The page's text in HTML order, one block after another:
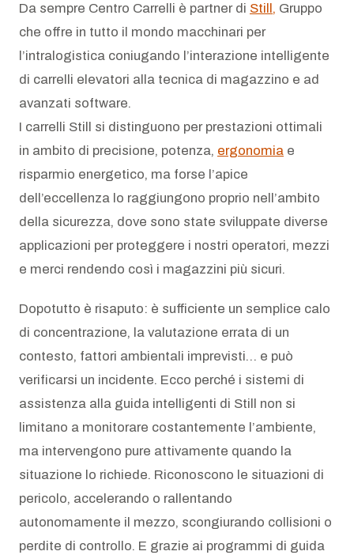
Da sempre Centro Carrelli è partner di Still, Gruppo
che offre in tutto il mondo macchinari per
l’intralogistica coniugando l’interazione intelligente
di carrelli elevatori alla tecnica di magazzino e ad
avanzati software.
I carrelli Still si distinguono per prestazioni ottimali
in ambito di precisione, potenza, ergonomia e
risparmio energetico, ma forse l’apice
dell’eccellenza lo raggiungono proprio nell’ambito
della sicurezza, dove sono state sviluppate diverse
applicazioni per proteggere i nostri operatori, mezzi
e merci rendendo così i magazzini più sicuri.
Dopotutto è risaputo: è sufficiente un semplice calo
di concentrazione, la valutazione errata di un
contesto, fattori ambientali imprevisti… e può
verificarsi un incidente. Ecco perché i sistemi di
assistenza alla guida intelligenti di Still non si
limitano a monitorare costantemente l’ambiente,
ma intervengono pure attivamente quando la
situazione lo richiede. Riconoscono le situazioni di
pericolo, accelerando o rallentando
autonomamente il mezzo, scongiurando collisioni o
perdite di controllo. E grazie ai programmi di guida